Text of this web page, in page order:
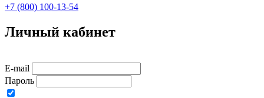
+7 (800) 100-13-54
Личный кабинет
E-mail
Пароль